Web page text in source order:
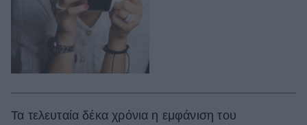
Τα τελευταία δέκα χρόνια η εμφάνιση του